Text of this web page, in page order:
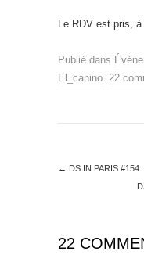
Le RDV est pris,
Publié dans
El_canino 22
← DS IN PARIS #154
22